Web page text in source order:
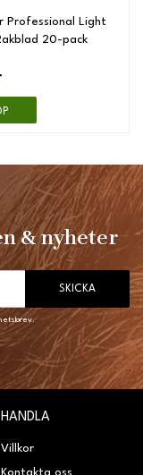
Professional Light
20-pack
& nyheter
SKICKA
HANDLA
Villkor